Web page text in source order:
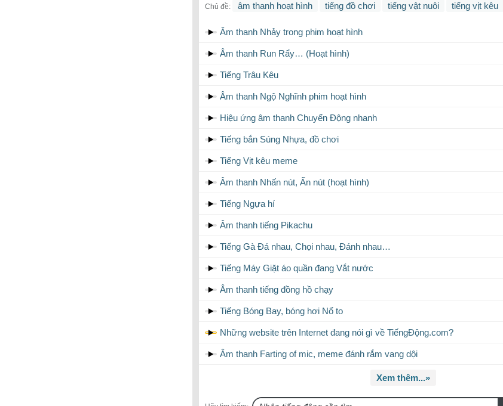
Chủ đề: âm thanh hoạt hình tiếng đồ chơi tiếng vật nuôi tiếng vịt kêu
Âm thanh Nhảy trong phim hoạt hình
Âm thanh Run Rẩy… (Hoạt hình)
Tiếng Trâu Kêu
Âm thanh Ngộ Nghĩnh phim hoạt hình
Hiệu ứng âm thanh Chuyển Động nhanh
Tiếng bắn Súng Nhựa, đồ chơi
Tiếng Vịt kêu meme
Âm thanh Nhấn nút, Ấn nút (hoạt hình)
Tiếng Ngựa hí
Âm thanh tiếng Pikachu
Tiếng Gà Đá nhau, Chọi nhau, Đánh nhau…
Tiếng Máy Giặt áo quần đang Vắt nước
Âm thanh tiếng đồng hồ chạy
Tiếng Bóng Bay, bóng hơi Nổ to
Những website trên Internet đang nói gì về TiếngĐộng.com?
Âm thanh Farting of mic, meme đánh rắm vang dội
Xem thêm...»